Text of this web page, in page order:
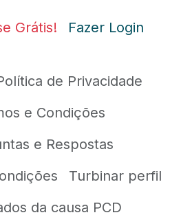
Grátis! Fazer Login
de Privacidade
e Condições
e Respostas
Turbinar perfil
da causa PCD